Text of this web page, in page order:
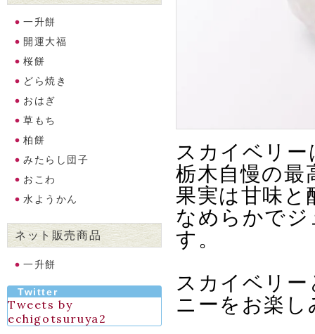
スカイベリ
栃木自慢の最
果実は甘味と
なめらかで
す。
スカイベリ
ニーをお楽
一升餅
開運大福
桜餅
どら焼き
おはぎ
草もち
柏餅
みたらし団子
おこわ
水ようかん
ネット販売商品
一升餅
Twitter
Tweets by
echigotsuruya2